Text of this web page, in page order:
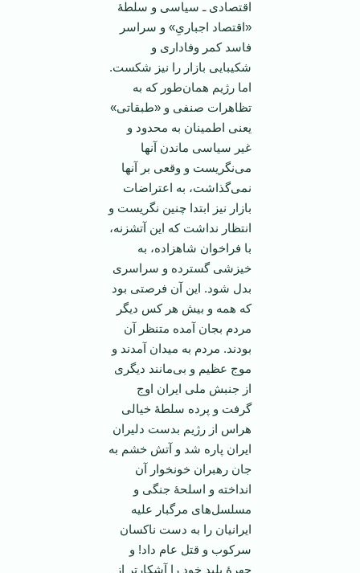
اقتصادی ـ سیاسی و سلطۀ
«اقتصاد اجباریِ» و سراسر
فاسد کمر وفاداری و
شکیبایی بازار را نیز شکست.
اما رژیم همان‌طور که به
تظاهرات صنفی و «طبقاتی»
یعنی اطمینان به محدود و
غیر سیاسی ماندن آنها
می‌نگریست و وقعی بر آنها
نمی‌گذاشت، به اعتراضات
بازار نیز ابتدا چنین نگریست و
انتظار نداشت که این آتشزنه،
با فراخوان شاهزاده، به
خیزشی گسترده و سراسری
بدل شود. این آن فرصتی بود
که همه و بیش هر کس دیگر
مردم بجان آمده متنظر آن
بودند. مردم به میدان آمدند و
موج عظیم و بی‌مانند دیگری
از جنبش ملی ایران اوج
گرفت و پرده سلطۀ خیالی
هراس از رژیم بدست دلیران
ایران پاره شد و آتش خشم به
جان رهبران خونخوار آن
انداخته و اسلحۀ جنگی و
مسلسل‌های مرگبار علیه
ایرانیان را به دست ناکسان
سرکوب و قتل عام داد! و
چهرۀ پلید خود را آشکارتر از